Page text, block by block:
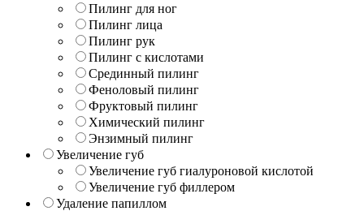
Пилинг для ног
Пилинг лица
Пилинг рук
Пилинг с кислотами
Срединный пилинг
Феноловый пилинг
Фруктовый пилинг
Химический пилинг
Энзимный пилинг
Увеличение губ
Увеличение губ гиалуроновой кислотой
Увеличение губ филлером
Удаление папиллом